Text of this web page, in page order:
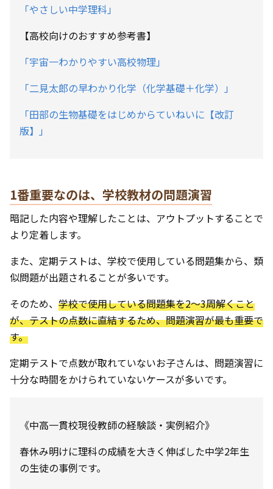
「やさしい中学理科」
【高校向けのおすすめ参考書】
「宇宙一わかりやすい高校物理」
「二見太郎の早わかり化学（化学基礎＋化学）」
「田部の生物基礎をはじめからていねいに【改訂
版】」
1番重要なのは、学校教材の問題演習
暗記した内容や理解したことは、アウトプットすることで
より定着します。
また、定期テストは、学校で使用している問題集から、類
似問題が出題されることが多いです。
そのため、 学校で使用している問題集を2〜3周解くこと
が、テストの点数に直結するため、問題演習が最も重要で
す。
定期テストで点数が取れていないお子さんは、問題演習に
十分な時間をかけられていないケースが多いです。
《中高一貫校現役教師の経験談・実例紹介》
春休み明けに理科の成績を大きく伸ばした中学2年生
の生徒の事例です。